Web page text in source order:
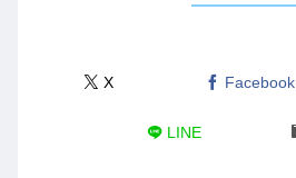
X Facebook
LINE